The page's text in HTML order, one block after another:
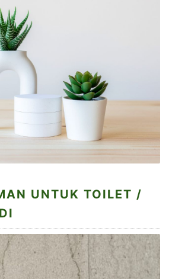
UNTUK TOILET /